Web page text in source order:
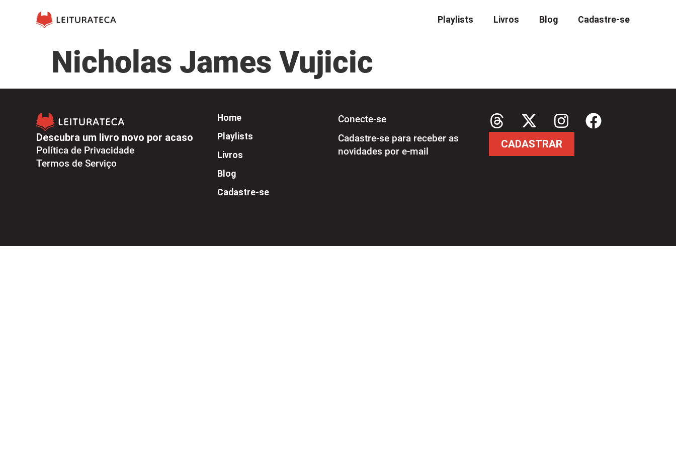
Playlists Livros Blog Cadastre-se
Nicholas James Vujicic
Descubra um livro novo por acaso
Política de Privacidade
Termos de Serviço
Home
Playlists
Livros
Blog
Cadastre-se
Conecte-se
Cadastre-se para receber as
novidades por e-mail
CADASTRAR